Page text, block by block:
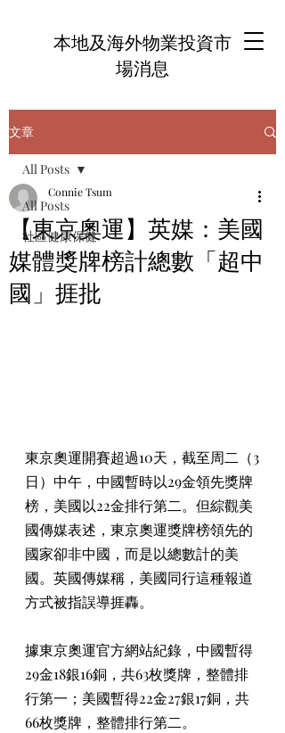
本地及海外物業投資市
場消息
文章
All Posts
社區健康保健
All Posts
【東京奧運】英媒：美國
媒體獎牌榜計總數「超中
國」捱批
Connie Tsum
東京奧運開賽超過10天，截至周二（3
日）中午，中國暫時以29金領先獎牌
榜，美國以22金排行第二。但綜觀美
國傳媒表述，東京奧運獎牌榜領先的
國家卻非中國，而是以總數計的美
國。英國傳媒稱，美國同行這種報道
方式被指誤導捱轟。
據東京奧運官方網站紀錄，中國暫得
29金18銀16銅，共63枚獎牌，整體排
行第一；美國暫得22金27銀17銅，共
66枚獎牌，整體排行第二。